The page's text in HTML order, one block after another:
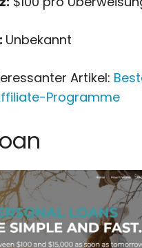
Unbekannt
Artikel:
Programme